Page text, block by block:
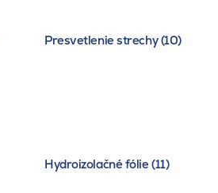
Presvetlenie strechy (10)
Hydroizolačné fólie (11)